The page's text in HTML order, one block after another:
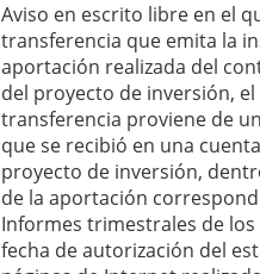
Aviso en escrito libre en el
transferencia que emita la
aportación realizada del
del proyecto de inversión,
transferencia proviene de
que se recibió en una
proyecto de inversión,
de la aportación
Informes trimestrales de
fecha de autorización del